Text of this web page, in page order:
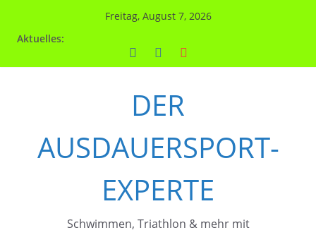
Freitag, August 7, 2026
Aktuelles:
DER
AUSDAUERSPORT-
EXPERTE
Schwimmen, Triathlon & mehr mit